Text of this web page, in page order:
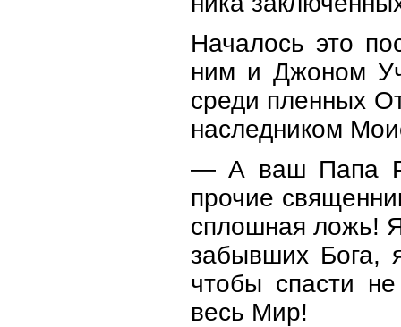
Началось это
ним и Джоном
среди пленных
наследником
— А ваш Папа
прочие
сплошная ложь!
забывших Бога,
чтобы спасти
весь Мир!